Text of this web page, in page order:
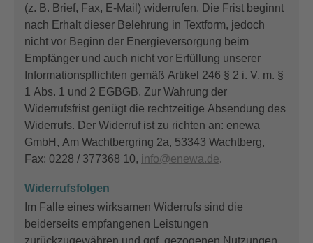
(z. B. Brief, Fax, E-Mail) widerrufen. Die Frist beginnt
nach Erhalt dieser Belehrung in Textform, jedoch
nicht vor Beginn der Energieversorgung beim
Empfänger und auch nicht vor Erfüllung unserer
Informationspflichten gemäß Artikel 246 § 2 i. V. m. §
1 Abs. 1 und 2 EGBGB. Zur Wahrung der
Widerrufsfrist genügt die rechtzeitige Absendung des
Widerrufs. Der Widerruf ist zu richten an: enewa
GmbH, Am Wachtbergring 2a, 53343 Wachtberg,
Fax: 0228 / 377368 10, info@enewa.de.
Widerrufsfolgen
Im Falle eines wirksamen Widerrufs sind die
beiderseits empfangenen Leistungen
zurückzugewähren und ggf. gezogenen Nutzungen